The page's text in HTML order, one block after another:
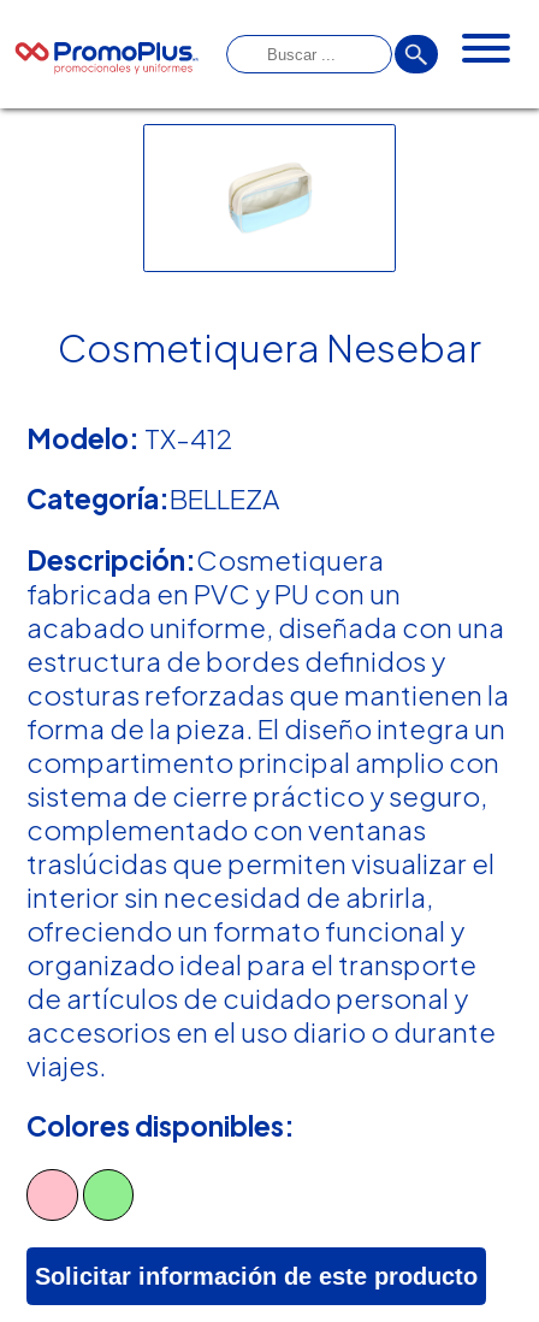
Cosmetiquera Nesebar
Modelo: TX-412
Categoría:BELLEZA
Descripción:Cosmetiquera
fabricada en PVC y PU con un
acabado uniforme, diseñada con una
estructura de bordes definidos y
costuras reforzadas que mantienen la
forma de la pieza. El diseño integra un
compartimento principal amplio con
sistema de cierre práctico y seguro,
complementado con ventanas
traslúcidas que permiten visualizar el
interior sin necesidad de abrirla,
ofreciendo un formato funcional y
organizado ideal para el transporte
de artículos de cuidado personal y
accesorios en el uso diario o durante
viajes.
Colores disponibles:
Solicitar información de este producto